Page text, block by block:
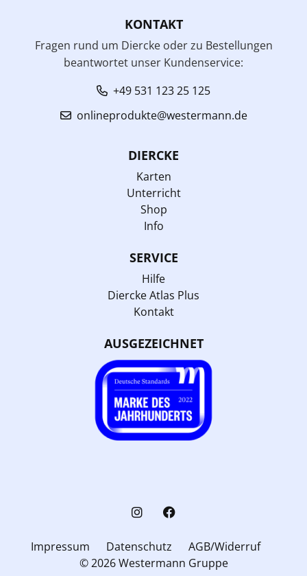
KONTAKT
Fragen rund um Diercke oder zu Bestellungen
beantwortet unser Kundenservice:
+49 531 123 25 125
onlineprodukte@westermann.de
DIERCKE
Karten
Unterricht
Shop
Info
SERVICE
Hilfe
Diercke Atlas Plus
Kontakt
AUSGEZEICHNET
Impressum Datenschutz
AGB/Widerruf
© 2026 Westermann Gruppe